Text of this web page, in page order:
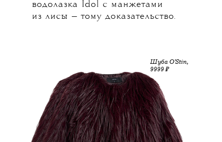
водолазка Idol с манжетами
из лисы — тому доказательство.
Шуба O’Stin,
9999 ₽